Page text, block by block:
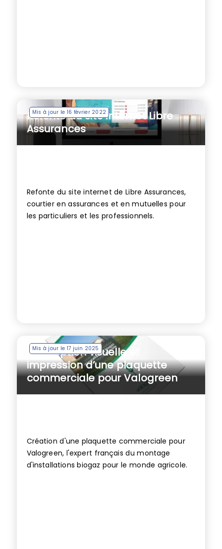
Mis à jour le 16 février 2022
Refonte du site internet Libre
Assurances
Refonte du site internet de Libre Assurances,
courtier en assurances et en mutuelles pour
les particuliers et les professionnels.
Mis à jour le 17 juin 2025
Conception visuelle et
impression d’une plaquette
commerciale pour Valogreen
Création d'une plaquette commerciale pour
Valogreen, l'expert français du montage
d'installations biogaz pour le monde agricole.